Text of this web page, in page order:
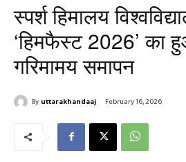
स्पर्श हिमालय
‘हिमफैस्ट 2026’ का
गरिमामय समापन
By uttarakhandaaj February 16, 2026